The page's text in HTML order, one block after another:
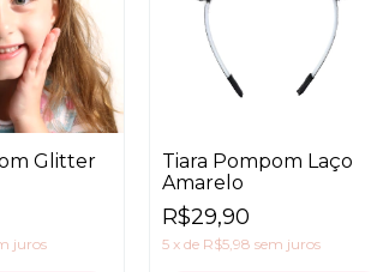
Glitter
juros
Tiara Pompom Laço
Amarelo
R$29,90
5 x de R$5,98 sem juros